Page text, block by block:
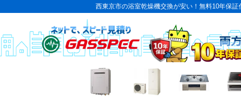
西東京市の浴室乾燥機交換が安い！無料10年保証